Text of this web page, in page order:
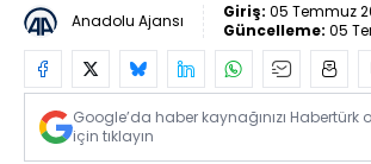
Anadolu Ajansı Giriş: 05 Temmuz
Güncelleme: 05
Google’da haber kaynağınızı Habertürk
için tıklayın